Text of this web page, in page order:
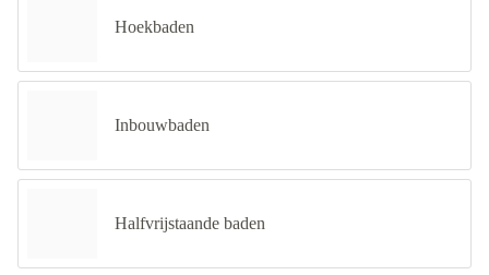
Hoekbaden
Inbouwbaden
Halfvrijstaande baden